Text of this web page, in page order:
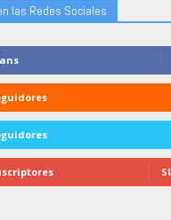
las Redes Sociales